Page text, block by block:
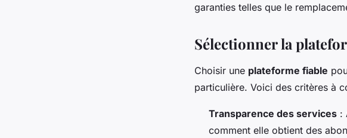
garanties telles que le
Sélectionner la
Choisir une plateforme fiable
particulière. Voici des critères à
Transparence des services :
comment elle obtient des